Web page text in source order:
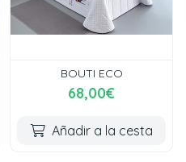
BOUTI ECO
68,00€
Añadir a la cesta